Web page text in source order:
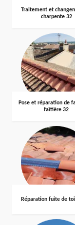
Traitement et
charpente 32
Pose et réparation de
faîtière 32
Réparation fuite de